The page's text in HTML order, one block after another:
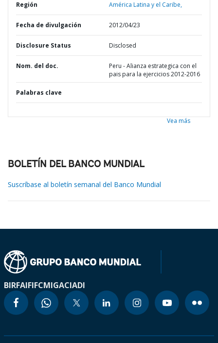
Región América Latina y el Caribe,
Fecha de divulgación 2012/04/23
Disclosure Status Disclosed
Nom. del doc.
Peru - Alianza estrategica con el
pais para la ejercicios 2012-2016
Palabras clave
Vea más
BOLETÍN DEL BANCO MUNDIAL
Suscríbase al boletín semanal del Banco Mundial
BIRFAIFIFCMIGACIADI